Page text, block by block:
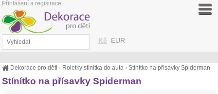
Dekorace pro děti › Roletky stínítka do auta ›Stínítko na přísavky Spiderman
Stínítko na přísavky Spiderman
Kč EUR
Přihlášení a registrace